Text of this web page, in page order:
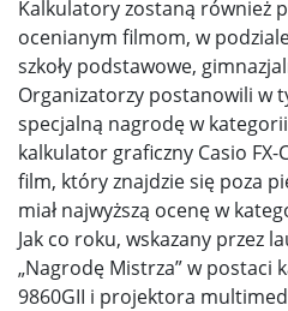
Kalkulatory zostaną również
ocenianym filmom, w
szkoły podstawowe,
Organizatorzy postanowili w
specjalną nagrodę w
kalkulator graficzny Casio
film, który znajdzie się poza
miał najwyższą ocenę w
Jak co roku, wskazany przez
„Nagrodę Mistrza” w postaci
9860GII i projektora